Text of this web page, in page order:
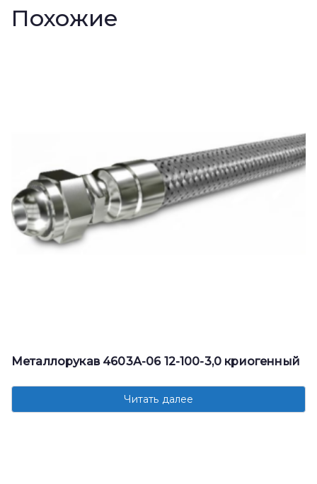
Похожие
Металлорукав 4603А-06 12-100-3,0 криогенный
Читать далее